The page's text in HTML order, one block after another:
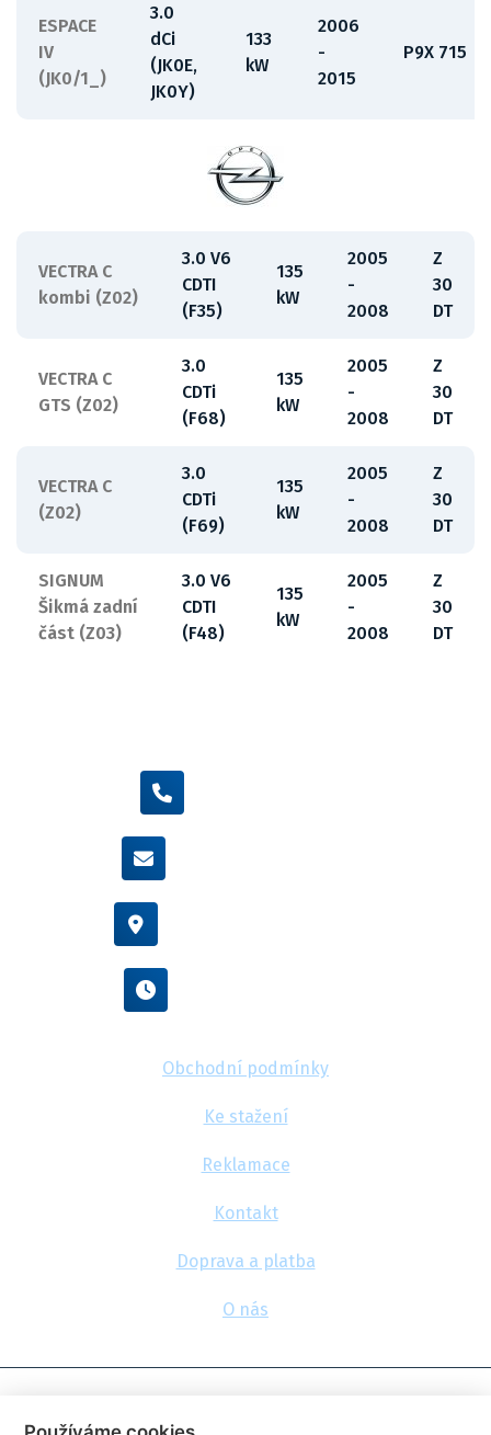
ESPACE
IV
(JK0/1_)
3.0
dCi
(JK0E,
JK0Y)
133
kW
2006
-
2015
P9X 715
VECTRA C
kombi (Z02)
3.0 V6
CDTI
(F35)
135
kW
2005
-
2008
Z
30
DT
VECTRA C
GTS (Z02)
3.0
CDTi
(F68)
135
kW
2005
-
2008
Z
30
DT
VECTRA C
(Z02)
3.0
CDTi
(F69)
135
kW
2005
-
2008
Z
30
DT
SIGNUM
Šikmá zadní
část (Z03)
3.0 V6
CDTI
(F48)
135
kW
2005
-
2008
Z
30
DT
Obchodní podmínky
Ke stažení
Reklamace
Kontakt
Doprava a platba
O nás
© 2026, FlexaMi Auto s.r.o.